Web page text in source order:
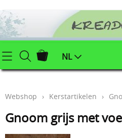
Startpagina
Klei (keramiek)
Afgewerkte juwelen
Contact
NL
Webshop › Kerstartikelen ›
Gnoom grijs met